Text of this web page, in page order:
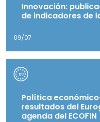
Innovación:
de indicadores de
09/07
Política
resultados del
agenda del ECOFIN